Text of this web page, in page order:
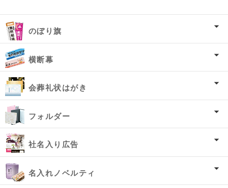
のぼり旗
横断幕
会葬礼状はがき
フォルダー
社名入り広告
名入れノベルティ